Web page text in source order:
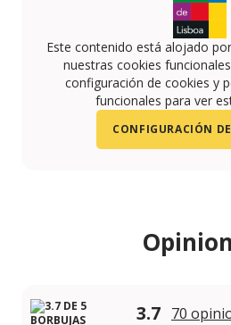
Este contenido está alojado
nuestras cookies
configuración de cookies y
funcionales para ver
CONFIGURACIÓN
3.7 70